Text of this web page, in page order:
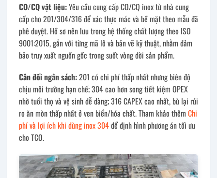
CO/CQ vật liệu:Yêu cầu cung cấp CO/CQ inox từ nhà cung
cấp cho 201/304/316 để xác thực mác và bề mặt theo mẫu đã
phê duyệt. Hồ sơ nên lưu trong hệ thống chất lượng theo ISO
9001:2015, gắn với từng mã lô và bản vẽ kỹ thuật, nhằm đảm
bảo truy xuất nguồn gốc trong suốt vòng đời sản phẩm.
Cân đối ngân sách:201 có chi phí thấp nhất nhưng biên độ
chịu môi trường hạn chế; 304 cao hơn song tiết kiệm OPEX
nhờ tuổi thọ và vệ sinh dễ dàng; 316 CAPEX cao nhất, bù lại rủi
ro ăn mòn thấp nhất ở ven biển/hóa chất. Tham khảo thêm Chi
phí và lợi ích khi dùng inox 304để định hình phương án tối ưu
cho TCO.